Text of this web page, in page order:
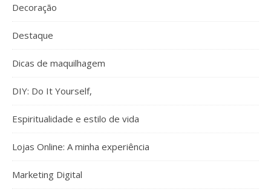
Decoração
Destaque
Dicas de maquilhagem
DIY: Do It Yourself,
Espiritualidade e estilo de vida
Lojas Online: A minha experiência
Marketing Digital